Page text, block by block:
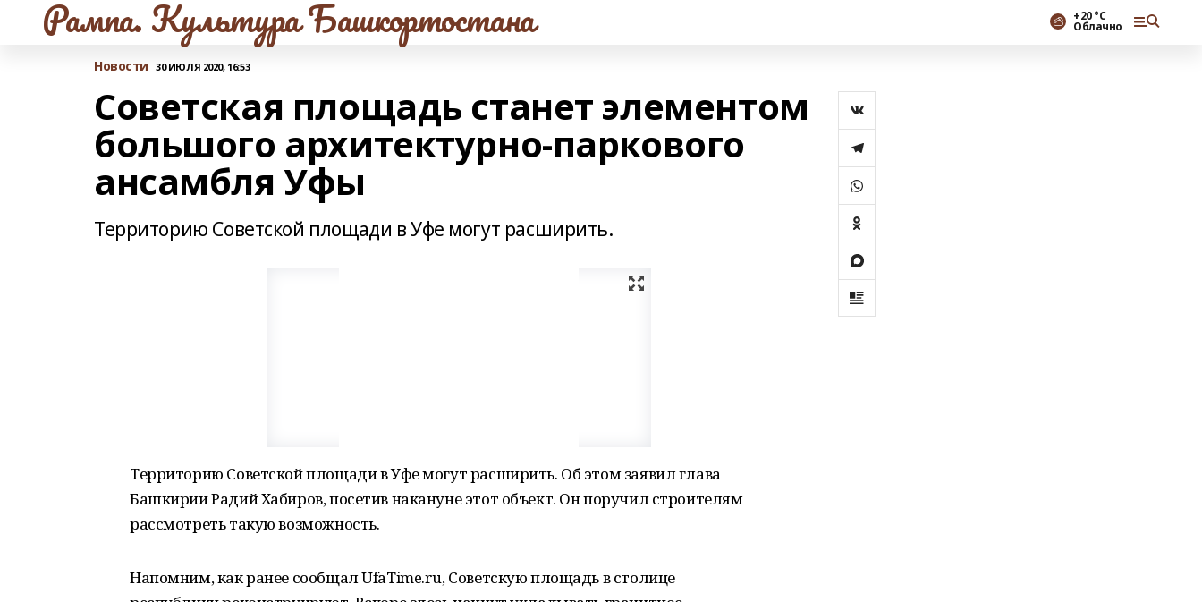
Рампа. Культура Башкортостана +20 °С
Облачно
Новости 30 ИЮЛЯ 2020, 16:53
Советская площадь станет элементом
большого архитектурно-паркового
ансамбля Уфы
Территорию Советской площади в Уфе могут расширить.
Территорию Советской площади в Уфе могут расширить. Об этом заявил глава
Башкирии Радий Хабиров, посетив накануне этот объект. Он поручил строителям
рассмотреть такую возможность.
Напомним, как ранее сообщал UfaTime.ru, Советскую площадь в столице